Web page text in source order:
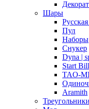
Шары
Пул
Наборы
Снукер
Dyna |
Start
TAO-
Aramith
Треугольники